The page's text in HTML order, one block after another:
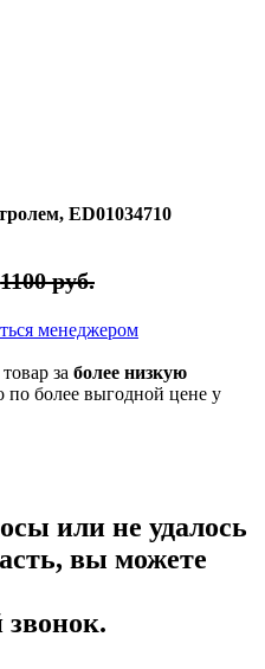
ED01034710
1100 руб.
менеджером
за более низкую
по более выгодной цене у
или не удалось
вы можете
звонок.